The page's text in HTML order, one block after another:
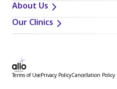
About Us
Our Clinics
Terms of UsePrivacy PolicyCancellation Policy